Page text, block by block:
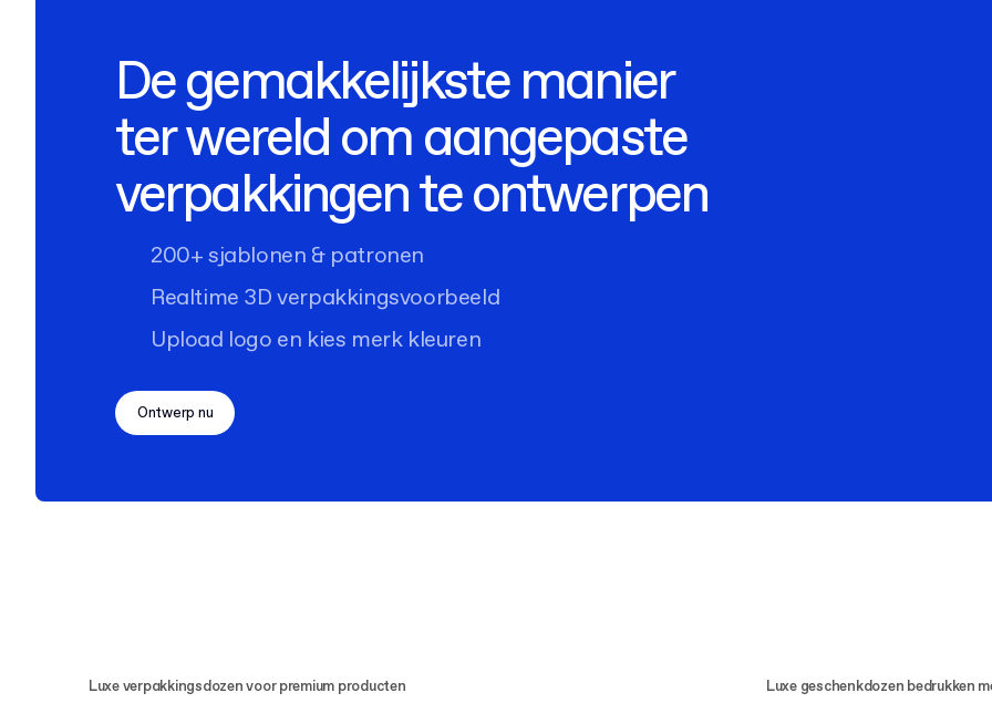
De gemakkelijkste manier
ter wereld om aangepaste
verpakkingen te ontwerpen
200+ sjablonen & patronen
Realtime 3D verpakkingsvoorbeeld
Upload logo en kies merk kleuren
Ontwerp nu
Luxe verpakkingsdozen voor premium producten
Luxe geschenkdozen bedrukken